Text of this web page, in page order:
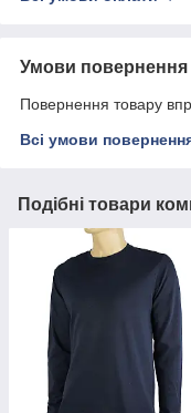
Умови повернення
Повернення товару
Всі умови
Подібні товари